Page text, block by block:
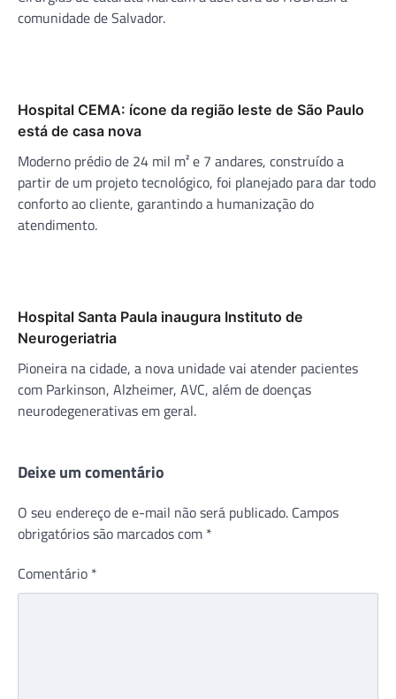
comunidade de Salvador.
Hospital CEMA: ícone da região leste de São Paulo
está de casa nova
Moderno prédio de 24 mil m² e 7 andares, construído a
partir de um projeto tecnológico, foi planejado para dar todo
conforto ao cliente, garantindo a humanização do
atendimento.
Hospital Santa Paula inaugura Instituto de
Neurogeriatria
Pioneira na cidade, a nova unidade vai atender pacientes
com Parkinson, Alzheimer, AVC, além de doenças
neurodegenerativas em geral.
Deixe um comentário
O seu endereço de e-mail não será publicado. Campos
obrigatórios são marcados com *
Comentário *